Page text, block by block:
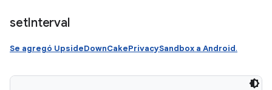
setInterval
Se agregó UpsideDownCakePrivacySandbox a Android.